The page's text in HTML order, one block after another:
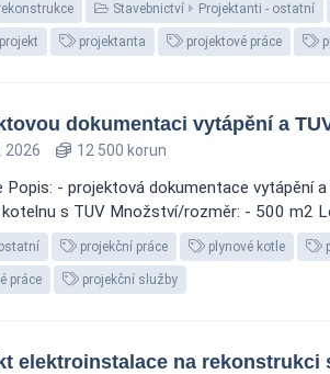
Stavebnictví Projektanti - ostatní
projekt projektanta projektové práce
dokumentaci vytápění a
2026 12 500 korun
Popis: - projektová dokumentace vytápění
s TUV Množství/rozměr: - 500 m2
projekční práce plynové kotle
práce projekční služby
elektroinstalace na rekonstrukci